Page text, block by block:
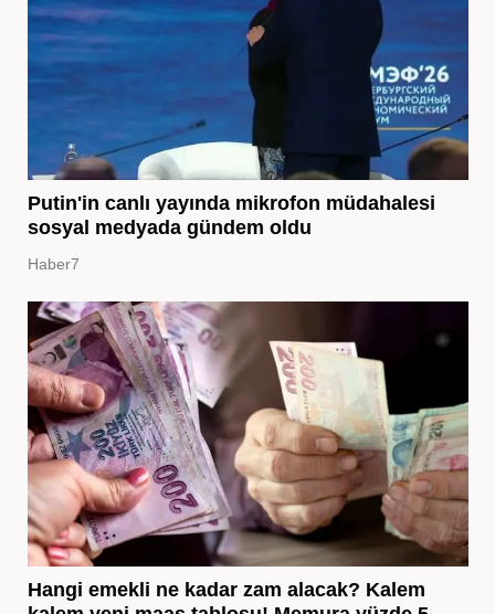
Putin'in canlı yayında mikrofon müdahalesi
sosyal medyada gündem oldu
Haber7
Hangi emekli ne kadar zam alacak? Kalem